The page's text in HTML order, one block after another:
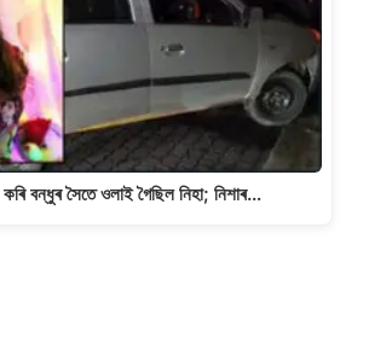
বন্ধুৰ সৈতে ওলাই গৈছিল নিহা; নিশাৰ…